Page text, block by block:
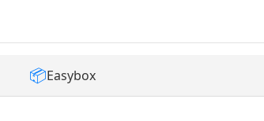
📦Easybox